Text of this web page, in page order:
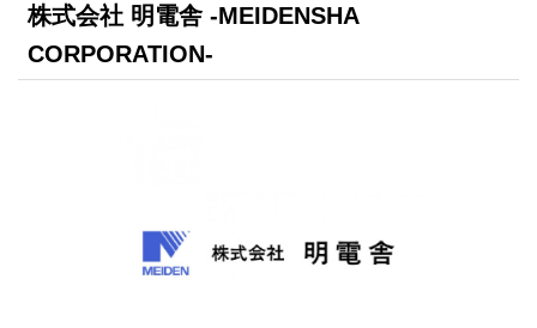
株式会社 明電舎 -MEIDENSHA
CORPORATION-